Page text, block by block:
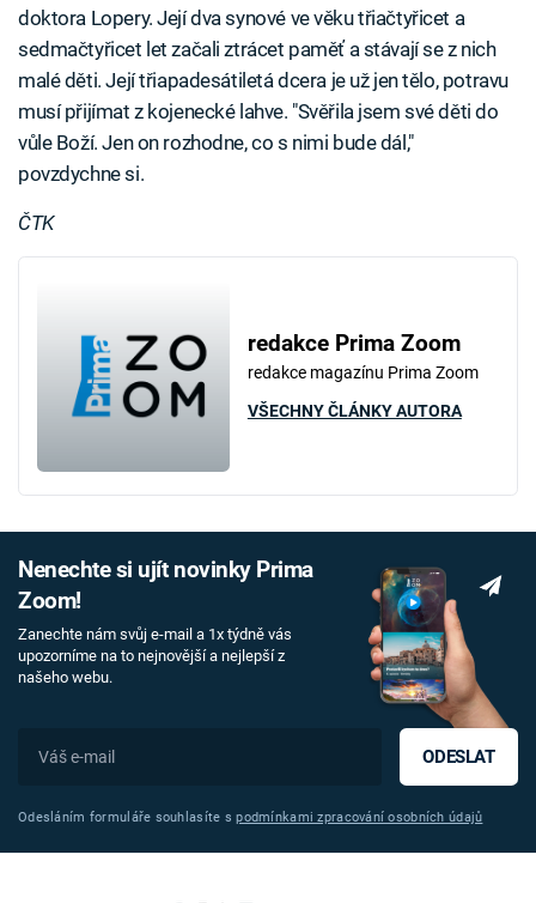
doktora Lopery. Její dva synové ve věku třiačtyřicet a
sedmačtyřicet let začali ztrácet paměť a stávají se z nich
malé děti. Její třiapadesátiletá dcera je už jen tělo, potravu
musí přijímat z kojenecké lahve. "Svěřila jsem své děti do
vůle Boží. Jen on rozhodne, co s nimi bude dál,"
povzdychne si.
ČTK
redakce Prima Zoom
redakce magazínu Prima Zoom
VŠECHNY ČLÁNKY AUTORA
Nenechte si ujít novinky Prima
Zoom!
Zanechte nám svůj e-mail a 1x týdně vás
upozorníme na to nejnovější a nejlepší z
našeho webu.
ODESLAT
Odesláním formuláře souhlasíte spodmínkami zpracování osobních údajů